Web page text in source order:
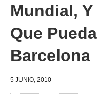
Mundial,
Que
Barcelona
5 JUNIO, 2010